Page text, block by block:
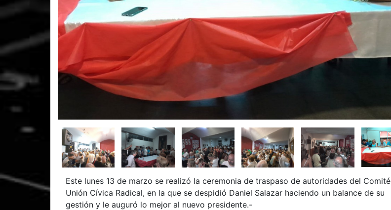
Este lunes 13 de marzo se realizó la ceremonia de traspaso de autoridades del Comité
Unión Cívica Radical, en la que se despidió Daniel Salazar haciendo un balance de su
gestión y le auguró lo mejor al nuevo presidente.-